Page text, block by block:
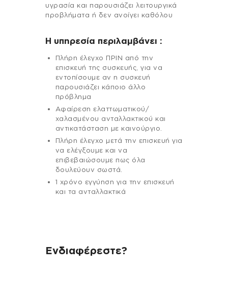
υγρασία και παρουσιάζει λειτουργικά
προβλήματα ή δεν ανοίγει καθόλου
H υπηρεσία περιλαμβάνει :
Πλήρη έλεγχο ΠΡΙΝ από την
επισκευή της συσκευής, για να
εντοπίσουμε αν η συσκευή
παρουσιάζει κάποιο άλλο
πρόβλημα
Αφαίρεση ελαττωματικού/
χαλασμένου ανταλλακτικού και
αντικατάσταση με καινούργιο.
Πλήρη έλεγχο μετά την επισκευή για
να ελέγξουμε και να
επιβεβαιώσουμε πως όλα
δουλεύουν σωστά.
1 χρόνο εγγύηση για την επισκευή
και τα ανταλλακτικά
Ενδιαφέρεστε?